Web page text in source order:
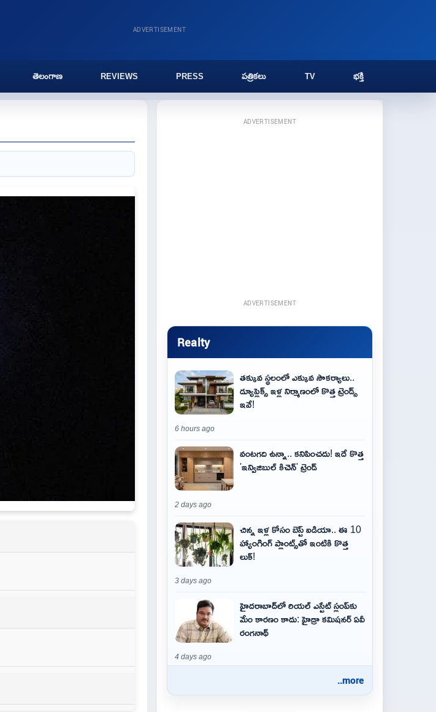
ADVERTISEMENT
తెలంగాణ REVIEWS PRESS పత్రికలు TV భక్తి
ADVERTISEMENT
ADVERTISEMENT
Realty
తక్కువ స్థలంలో ఎక్కువ సౌకర్యాలు..
డ్యూప్లెక్స్ ఇళ్ల నిర్మాణంలో కొత్త ట్రెండ్స్
ఇవే!
6 hours ago
వంటగది ఉన్నా.. కనిపించదు! ఇదే కొత్త
'ఇన్విజిబుల్ కిచెన్' ట్రెండ్
2 days ago
చిన్న ఇళ్ల కోసం బెస్ట్ ఐడియా.. ఈ 10
హ్యాంగింగ్ ప్లాంట్స్‌తో ఇంటికి కొత్త
లుక్!
3 days ago
హైదరాబాద్‌లో రియల్ ఎస్టేట్ స్లంప్‌కు
మేం కారణం కాదు: హైడ్రా కమిషనర్ ఏవీ
రంగనాథ్
4 days ago
..more